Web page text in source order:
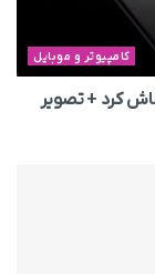
کامپیوتر و موبایل